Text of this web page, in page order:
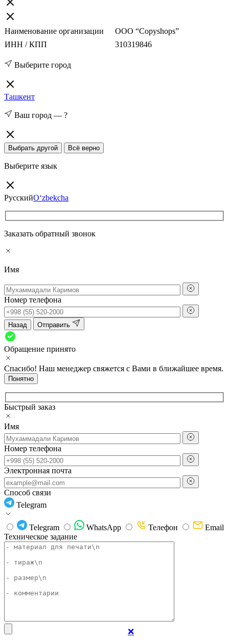
Наименование организации
ООО “Copyshops”
ИНН / КПП
310319846
Выберите город
Ташкент
Ваш город — ?
Выбрать другой Всё верно
Выберите язык
РусскийO‘zbekcha
Заказать обратный звонок
Имя
Номер телефона
Назад Отправить
Обращение принято
Спасибо! Наш менеджер свяжется с Вами в ближайшее время.
Понятно
Быстрый заказ
Имя
Номер телефона
Электронная почта
Способ связи
Telegram
Telegram WhatsApp Телефон
Email
Техническое задание
❌